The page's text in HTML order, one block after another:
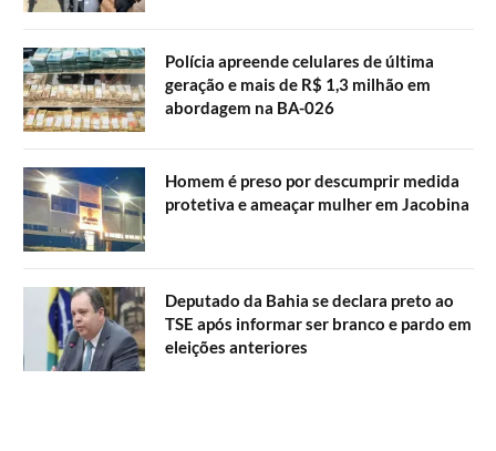
Polícia apreende celulares de última
geração e mais de R$ 1,3 milhão em
abordagem na BA-026
Homem é preso por descumprir medida
protetiva e ameaçar mulher em Jacobina
Deputado da Bahia se declara preto ao
TSE após informar ser branco e pardo em
eleições anteriores